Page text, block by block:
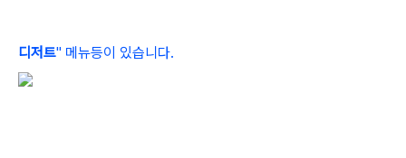
디저트" 메뉴등이 있습니다.